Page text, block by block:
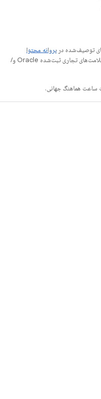
توصیف‌شده در پروانه محتوا
هستند. جاوا و OpenJDK علامت‌های تجاری یا علامت‌های تجاری ثبت‌شده Oracle و/